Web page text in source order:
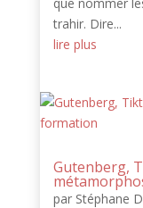
trahir. Dire...
lire plus
Gutenberg,
par Stéphane